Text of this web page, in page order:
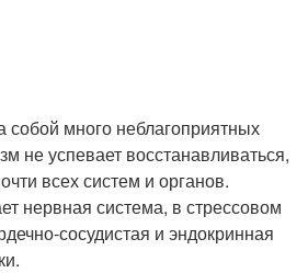
собой много неблагоприятных
не успевает восстанавливаться,
всех систем и органов.
нервная система, в стрессовом
сосудистая и эндокринная